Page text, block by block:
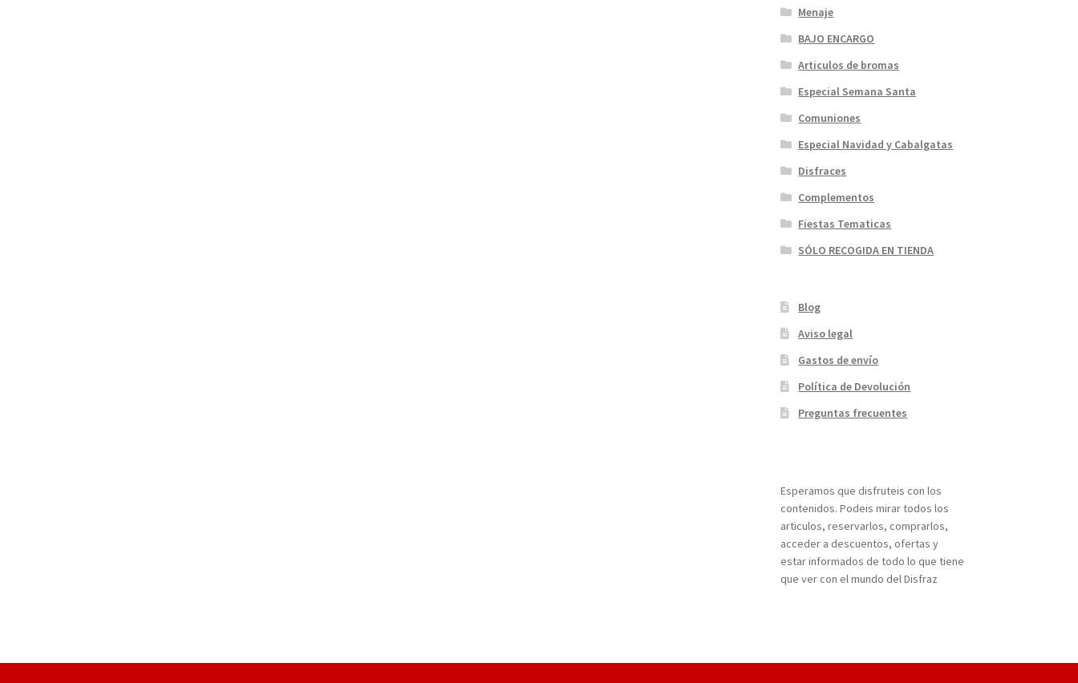
Menaje
BAJO ENCARGO
Articulos de bromas
Especial Semana Santa
Comuniones
Especial Navidad y Cabalgatas
Disfraces
Complementos
Fiestas Tematicas
SÓLO RECOGIDA EN TIENDA
Blog
Aviso legal
Gastos de envío
Política de Devolución
Preguntas frecuentes
Esperamos que disfruteis con los
contenidos. Podeis mirar todos los
articulos, reservarlos, comprarlos,
acceder a descuentos, ofertas y
estar informados de todo lo que tiene
que ver con el mundo del Disfraz